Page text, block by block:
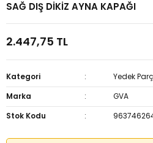
SAĞ DIŞ DİKİZ AYNA KAPAĞI
2.447,75 TL
Kategori
Yedek
Marka
GVA
Stok Kodu